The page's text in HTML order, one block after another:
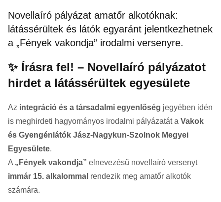
Novellaíró pályázat amatőr alkotóknak:
látássérültek és látók egyaránt jelentkezhetnek
a „Fények vakondja” irodalmi versenyre.
✨ Írásra fel! – Novellaíró pályázatot
hirdet a látássérültek egyesülete
Az integráció és a társadalmi egyenlőség jegyében idén
is meghirdeti hagyományos irodalmi pályázatát a Vakok
és Gyengénlátók Jász-Nagykun-Szolnok Megyei
Egyesülete.
A „Fények vakondja” elnevezésű novellaíró versenyt
immár 15. alkalommal rendezik meg amatőr alkotók
számára.